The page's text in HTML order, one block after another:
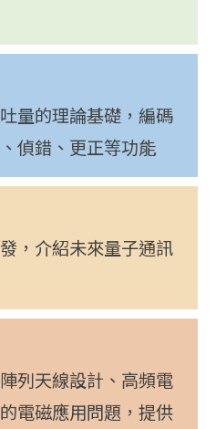
量的理論基礎，編碼
偵錯、更正等功能
，介紹未來量子通訊
列天線設計、高頻電
電磁應用問題，提供